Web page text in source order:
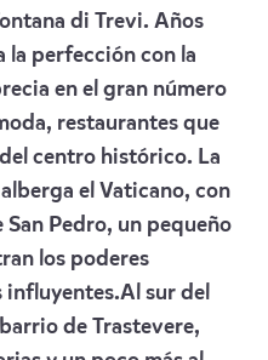
di Trevi. Años
la perfección con la
en el gran número
restaurantes que
centro histórico. La
el Vaticano, con
San Pedro, un pequeño
los poderes
influyentes.Al sur del
de Trastevere,